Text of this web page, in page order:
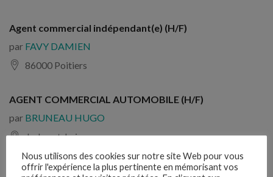
Agent commercial indépendant(e) (H/F)
par FAVY DAMIEN
86000 Poitiers
AGENT COMMERCIAL AUTOMOBILE (H/F)
par BRUNEAU HUGO
Indre-et-Loire
Employé commercial rayon animalerie (H/F)
Nous utilisons des cookies sur notre site Web pour vous
offrir l'expérience la plus pertinente en mémorisant vos